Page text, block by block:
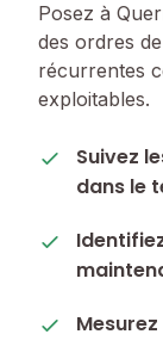
Posez à
des ordres
récurrentes
exploitables.
Suivez
dans le